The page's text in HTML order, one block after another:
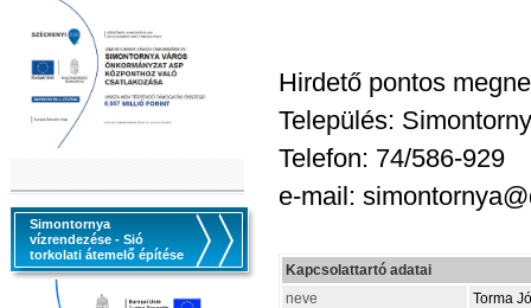
Simontornya
vízrendezése - Sió
torkolati átemelő építése
Hirdető pontos
Település:
Telefon: 74/586-929
e-mail:
Kapcsolattartó adatai
neve
Torma